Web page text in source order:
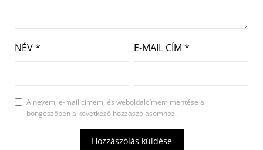
NÉV* E-MAIL CÍM *
A nevem, e-mail címem, és weboldalcímem mentése a
böngészőben a következő hozzászólásomhoz.